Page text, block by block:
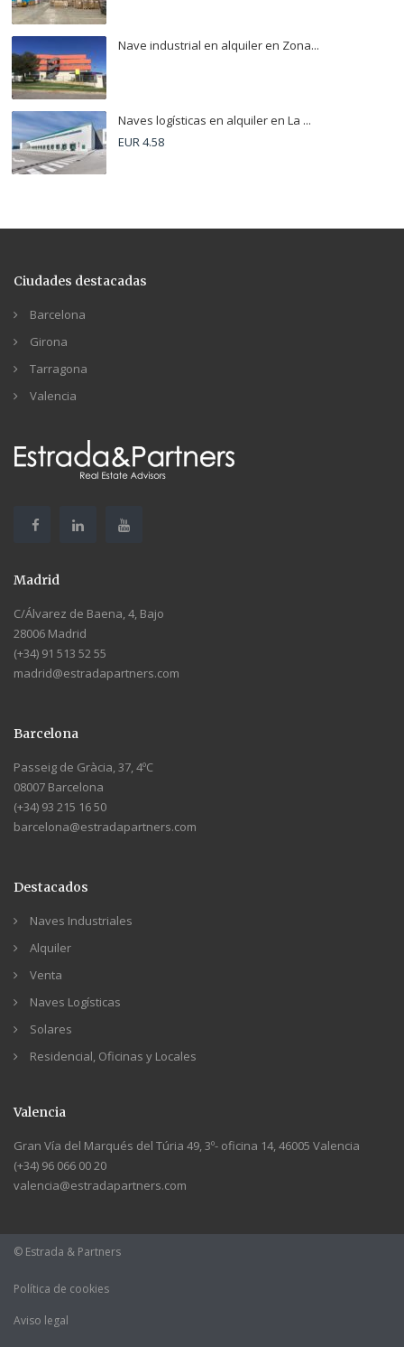
Nave industrial en alquiler en Zona...
Naves logísticas en alquiler en La ...
EUR 4.58
Ciudades destacadas
Barcelona
Girona
Tarragona
Valencia
Madrid
C/Álvarez de Baena, 4, Bajo
28006 Madrid
(+34) 91 513 52 55
madrid@estradapartners.com
Barcelona
Passeig de Gràcia, 37, 4ºC
08007 Barcelona
(+34) 93 215 16 50
barcelona@estradapartners.com
Destacados
Naves Industriales
Alquiler
Venta
Naves Logísticas
Solares
Residencial, Oficinas y Locales
Valencia
Gran Vía del Marqués del Túria 49, 3º- oficina 14, 46005 Valencia
(+34) 96 066 00 20
valencia@estradapartners.com
© Estrada & Partners
Política de cookies
Aviso legal